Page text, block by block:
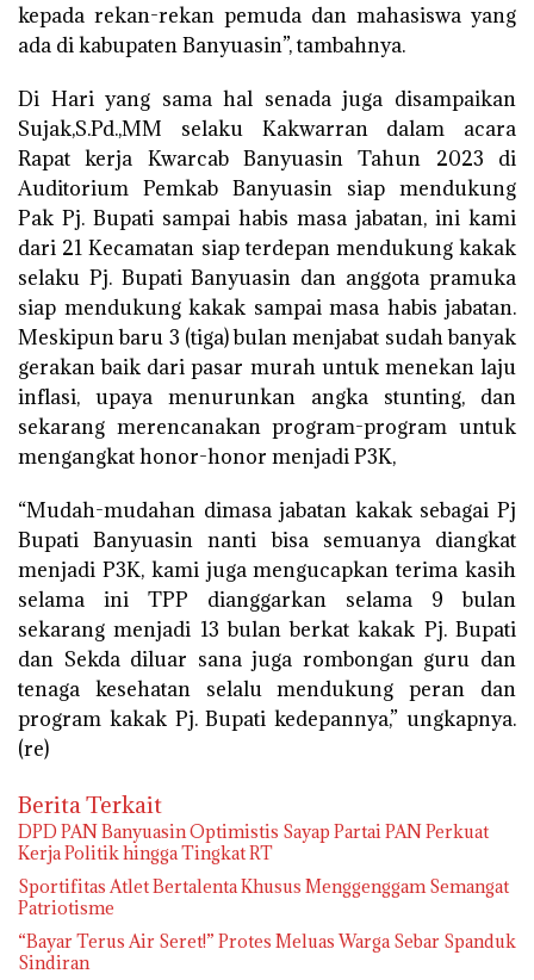
kepada rekan-rekan pemuda dan mahasiswa yang
ada di kabupaten Banyuasin”, tambahnya.
Di Hari yang sama hal senada juga disampaikan
Sujak,S.Pd.,MM selaku Kakwarran dalam acara
Rapat kerja Kwarcab Banyuasin Tahun 2023 di
Auditorium Pemkab Banyuasin siap mendukung
Pak Pj. Bupati sampai habis masa jabatan, ini kami
dari 21 Kecamatan siap terdepan mendukung kakak
selaku Pj. Bupati Banyuasin dan anggota pramuka
siap mendukung kakak sampai masa habis jabatan.
Meskipun baru 3 (tiga) bulan menjabat sudah banyak
gerakan baik dari pasar murah untuk menekan laju
inflasi, upaya menurunkan angka stunting, dan
sekarang merencanakan program-program untuk
mengangkat honor-honor menjadi P3K,
“Mudah-mudahan dimasa jabatan kakak sebagai Pj
Bupati Banyuasin nanti bisa semuanya diangkat
menjadi P3K, kami juga mengucapkan terima kasih
selama ini TPP dianggarkan selama 9 bulan
sekarang menjadi 13 bulan berkat kakak Pj. Bupati
dan Sekda diluar sana juga rombongan guru dan
tenaga kesehatan selalu mendukung peran dan
program kakak Pj. Bupati kedepannya,” ungkapnya.
(re)
Berita Terkait
DPD PAN Banyuasin Optimistis Sayap Partai PAN Perkuat
Kerja Politik hingga Tingkat RT
Sportifitas Atlet Bertalenta Khusus Menggenggam Semangat
Patriotisme
“Bayar Terus Air Seret!” Protes Meluas Warga Sebar Spanduk
Sindiran